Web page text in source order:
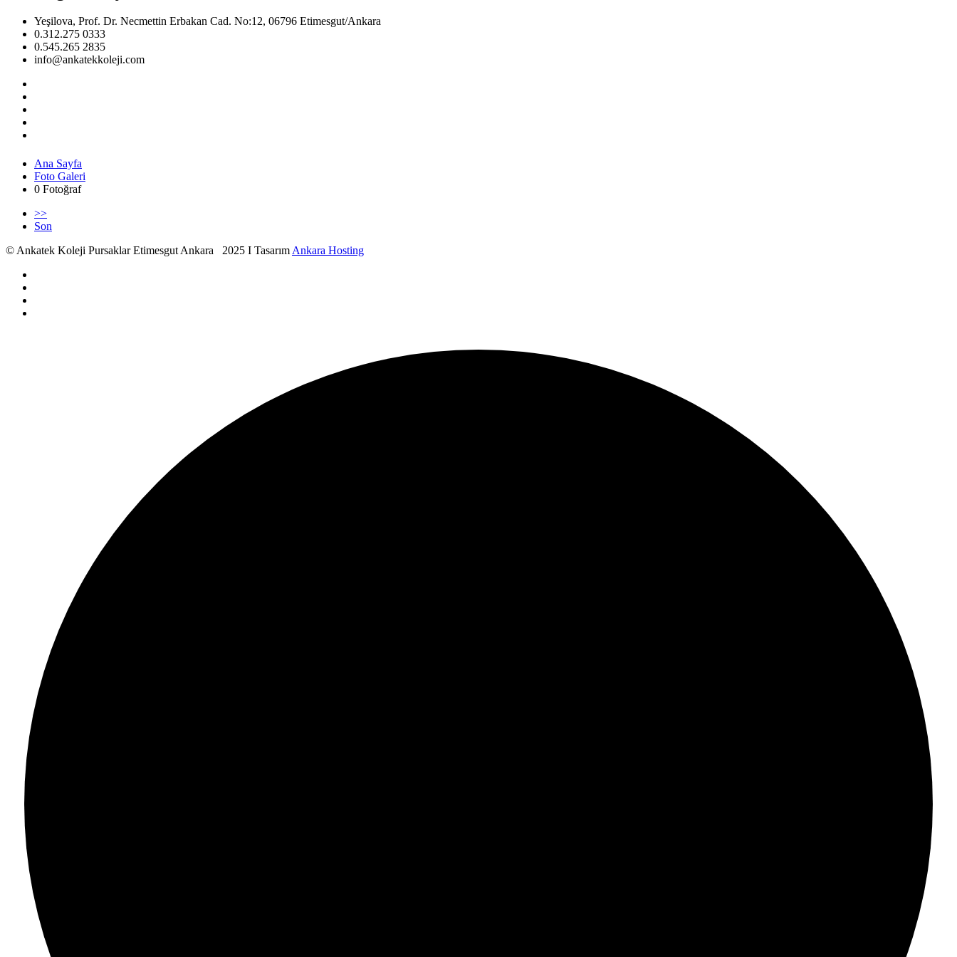
Yeşilova, Prof. Dr. Necmettin Erbakan Cad. No:12, 06796 Etimesgut/Ankara
0.312.275 0333
0.545.265 2835
info@ankatekkoleji.com
Ana Sayfa
Foto Galeri
0 Fotoğraf
>>
Son
© Ankatek Koleji Pursaklar Etimesgut Ankara 2025 I Tasarım Ankara Hosting